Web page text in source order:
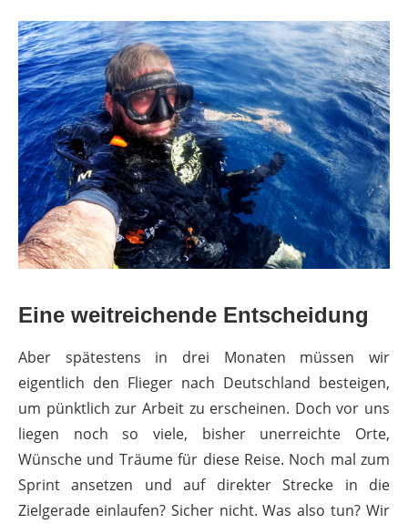
Eine weitreichende Entscheidung
Aber spätestens in drei Monaten müssen wir
eigentlich den Flieger nach Deutschland besteigen,
um pünktlich zur Arbeit zu erscheinen. Doch vor uns
liegen noch so viele, bisher unerreichte Orte,
Wünsche und Träume für diese Reise. Noch mal zum
Sprint ansetzen und auf direkter Strecke in die
Zielgerade einlaufen? Sicher nicht. Was also tun? Wir